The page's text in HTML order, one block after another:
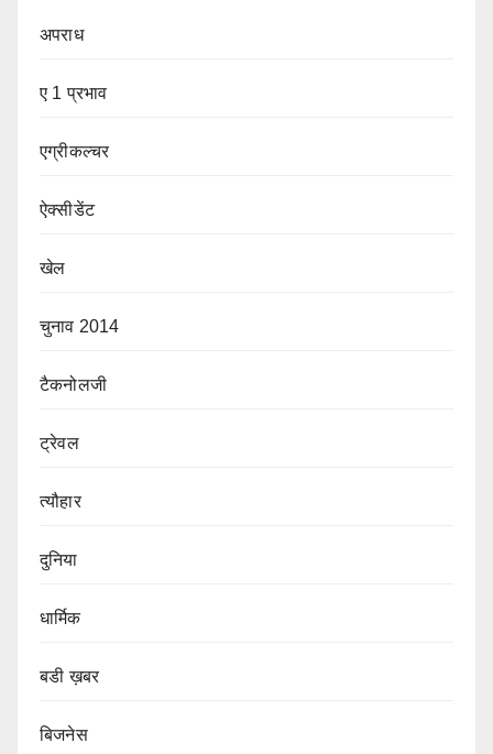
अपराध
ए 1 प्रभाव
एग्रीकल्चर
ऐक्सीडेंट
खेल
चुनाव 2014
टैकनोलजी
ट्रेवल
त्यौहार
दुनिया
धार्मिक
बडी ख़बर
बिजनेस